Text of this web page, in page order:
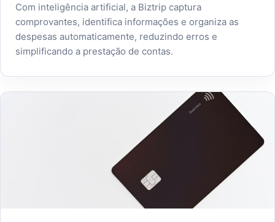
Com inteligência artificial, a Biztrip captura
comprovantes, identifica informações e organiza as
despesas automaticamente, reduzindo erros e
simplificando a prestação de contas.